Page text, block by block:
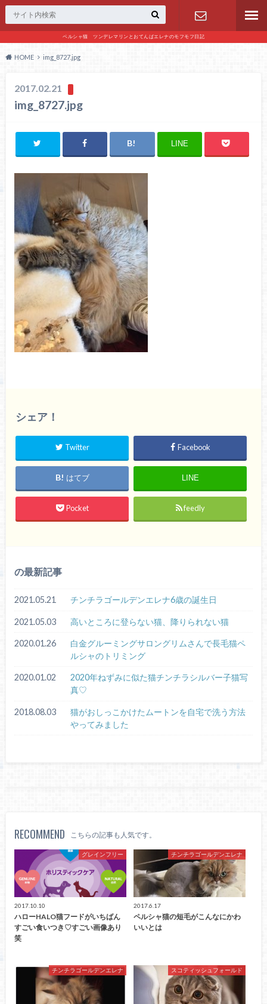
ペルシャ猫 ツンデレマリンとおてんばエレナのモフモフ日記
お問い合わ
HOME img_8727.jpg
2017.02.21
img_8727.jpg
LINE
シェア！
Twitter Facebook
はてブ LINE
Pocket feedly
の最新記事
2021.05.21 チンチラゴールデンエレナ6歳の誕生日
2021.05.03 高いところに登らない猫、降りられない猫
2020.01.26
白金グルーミングサロングリムさんで長毛猫ペ
ルシャのトリミング
2020.01.02
2020年ねずみに似た猫チンチラシルバー子猫写
真♡
2018.08.03
猫がおしっこかけたムートンを自宅で洗う方法
やってみました
RECOMMEND こちらの記事も人気です。
グレインフリー
2017.10.10
ハローHALO猫フードがいちばん
すごい食いつき♡すごい画像あり
笑
チンチラゴールデンエレナ
2017.6.17
ペルシャ猫の短毛がこんなにかわ
いいとは
チンチラゴールデンエレナ スコティッシュフォールド